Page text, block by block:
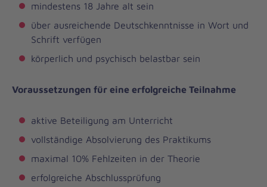
mindestens 18 Jahre alt sein
über ausreichende Deutschkenntnisse in Wort und
Schrift verfügen
körperlich und psychisch belastbar sein
Voraussetzungen für eine erfolgreiche Teilnahme
aktive Beteiligung am Unterricht
vollständige Absolvierung des Praktikums
maximal 10% Fehlzeiten in der Theorie
erfolgreiche Abschlussprüfung